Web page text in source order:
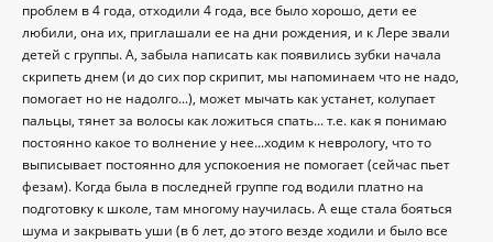
проблем в 4 года, отходили 4 года, все было хорошо, дети ее
любили, она их, приглашали ее на дни рождения, и к Лере звали
детей с группы. А, забыла написать как появились зубки начала
скрипеть днем (и до сих пор скрипит, мы напоминаем что не надо,
помогает но не надолго...), может мычать как устанет, колупает
пальцы, тянет за волосы как ложиться спать... т.е. как я понимаю
постоянно какое то волнение у нее...ходим к неврологу, что то
выписывает постоянно для успокоения не помогает (сейчас пьет
фезам). Когда была в последней группе год водили платно на
подготовку к школе, там многому научилась. А еще стала бояться
шума и закрывать уши (в 6 лет, до этого везде ходили и было все